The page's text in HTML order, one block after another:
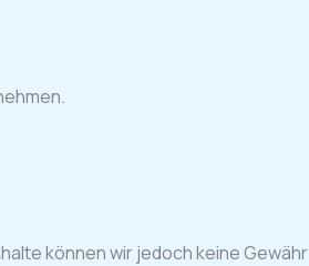
können wir jedoch keine Gewähr